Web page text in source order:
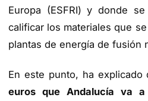
Europa (ESFRI) y donde
calificar los materiales que
plantas de energía de fusión
En este punto, ha explicado
euros que Andalucía va